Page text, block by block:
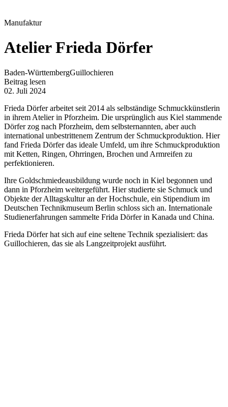
Manufaktur
Atelier Frieda Dörfer
Baden-WürttembergGuillochieren
Beitrag lesen
02. Juli 2024
Frieda Dörfer arbeitet seit 2014 als selbständige Schmuckkünstlerin
in ihrem Atelier in Pforzheim. Die ursprünglich aus Kiel stammende
Dörfer zog nach Pforzheim, dem selbsternannten, aber auch
international unbestrittenem Zentrum der Schmuckproduktion. Hier
fand Frieda Dörfer das ideale Umfeld, um ihre Schmuckproduktion
mit Ketten, Ringen, Ohrringen, Brochen und Armreifen zu
perfektionieren.
Ihre Goldschmiedeausbildung wurde noch in Kiel begonnen und
dann in Pforzheim weitergeführt. Hier studierte sie Schmuck und
Objekte der Alltagskultur an der Hochschule, ein Stipendium im
Deutschen Technikmuseum Berlin schloss sich an. Internationale
Studienerfahrungen sammelte Frida Dörfer in Kanada und China.
Frieda Dörfer hat sich auf eine seltene Technik spezialisiert: das
Guillochieren, das sie als Langzeitprojekt ausführt.